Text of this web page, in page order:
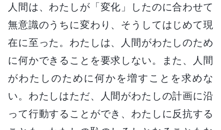
人間は、わたしが「変化」したのに合わせて
無意識のうちに変わり、そうしてはじめて現
在に至った。わたしは、人間がわたしのため
に何かできることを要求しない。また、人間
がわたしのために何かを増すことを求めな
い。わたしはただ、人間がわたしの計画に沿
って行動することができ、わたしに反抗する